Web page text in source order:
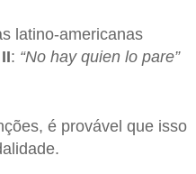
latino-americanas
: “No hay quien lo pare”
é provável que isso